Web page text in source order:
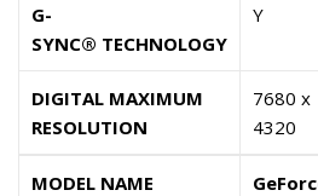
G-
SYNC® TECHNOLOGY
Y
DIGITAL MAXIMUM
RESOLUTION
7680 x
4320
MODEL NAME